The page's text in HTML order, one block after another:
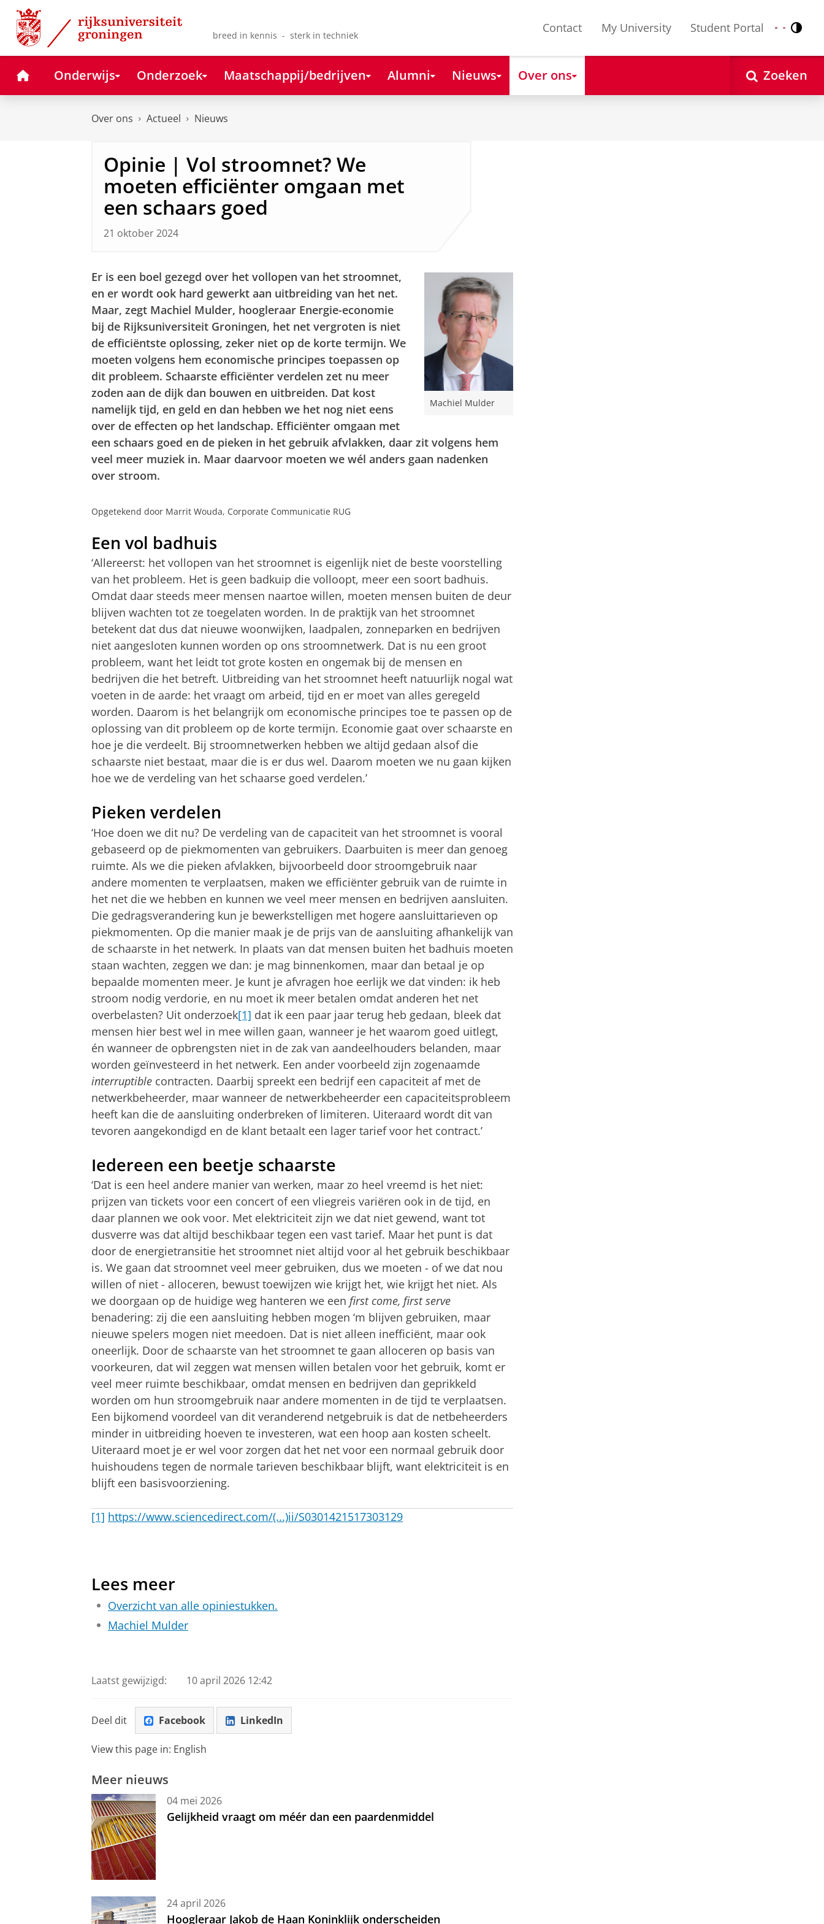
Skip
Content
Skip
Navigation
breed in kennis - sterk in techniek
Contact My University Student Portal Nederlands
English
HomeOnderwijs Onderzoek Maatschappij/bedrijven Alumni Nieuws Over ons Zoeken
Over ons Actueel Nieuws
Opinie | Vol stroomnet? We
moeten efficiënter omgaan met
een schaars goed
21 oktober 2024
Machiel Mulder
Er is een boel gezegd over het vollopen van het stroomnet,
en er wordt ook hard gewerkt aan uitbreiding van het net.
Maar, zegt Machiel Mulder, hoogleraar Energie-economie
bij de Rijksuniversiteit Groningen, het net vergroten is niet
de efficiëntste oplossing, zeker niet op de korte termijn. We
moeten volgens hem economische principes toepassen op
dit probleem. Schaarste efficiënter verdelen zet nu meer
zoden aan de dijk dan bouwen en uitbreiden. Dat kost
namelijk tijd, en geld en dan hebben we het nog niet eens
over de effecten op het landschap. Efficiënter omgaan met
een schaars goed en de pieken in het gebruik afvlakken, daar zit volgens hem
veel meer muziek in. Maar daarvoor moeten we wél anders gaan nadenken
over stroom.
Opgetekend door Marrit Wouda, Corporate Communicatie RUG
Een vol badhuis
‘Allereerst: het vollopen van het stroomnet is eigenlijk niet de beste voorstelling
van het probleem. Het is geen badkuip die volloopt, meer een soort badhuis.
Omdat daar steeds meer mensen naartoe willen, moeten mensen buiten de deur
blijven wachten tot ze toegelaten worden. In de praktijk van het stroomnet
betekent dat dus dat nieuwe woonwijken, laadpalen, zonneparken en bedrijven
niet aangesloten kunnen worden op ons stroomnetwerk. Dat is nu een groot
probleem, want het leidt tot grote kosten en ongemak bij de mensen en
bedrijven die het betreft. Uitbreiding van het stroomnet heeft natuurlijk nogal wat
voeten in de aarde: het vraagt om arbeid, tijd en er moet van alles geregeld
worden. Daarom is het belangrijk om economische principes toe te passen op de
oplossing van dit probleem op de korte termijn. Economie gaat over schaarste en
hoe je die verdeelt. Bij stroomnetwerken hebben we altijd gedaan alsof die
schaarste niet bestaat, maar die is er dus wel. Daarom moeten we nu gaan kijken
hoe we de verdeling van het schaarse goed verdelen.’
Pieken verdelen
‘Hoe doen we dit nu? De verdeling van de capaciteit van het stroomnet is vooral
gebaseerd op de piekmomenten van gebruikers. Daarbuiten is meer dan genoeg
ruimte. Als we die pieken afvlakken, bijvoorbeeld door stroomgebruik naar
andere momenten te verplaatsen, maken we efficiënter gebruik van de ruimte in
het net die we hebben en kunnen we veel meer mensen en bedrijven aansluiten.
Die gedragsverandering kun je bewerkstelligen met hogere aansluittarieven op
piekmomenten. Op die manier maak je de prijs van de aansluiting afhankelijk van
de schaarste in het netwerk. In plaats van dat mensen buiten het badhuis moeten
staan wachten, zeggen we dan: je mag binnenkomen, maar dan betaal je op
bepaalde momenten meer. Je kunt je afvragen hoe eerlijk we dat vinden: ik heb
stroom nodig verdorie, en nu moet ik meer betalen omdat anderen het net
overbelasten? Uit onderzoek[1] dat ik een paar jaar terug heb gedaan, bleek dat
mensen hier best wel in mee willen gaan, wanneer je het waarom goed uitlegt,
én wanneer de opbrengsten niet in de zak van aandeelhouders belanden, maar
worden geïnvesteerd in het netwerk. Een ander voorbeeld zijn zogenaamde
interruptible contracten. Daarbij spreekt een bedrijf een capaciteit af met de
netwerkbeheerder, maar wanneer de netwerkbeheerder een capaciteitsprobleem
heeft kan die de aansluiting onderbreken of limiteren. Uiteraard wordt dit van
tevoren aangekondigd en de klant betaalt een lager tarief voor het contract.’
Iedereen een beetje schaarste
‘Dat is een heel andere manier van werken, maar zo heel vreemd is het niet:
prijzen van tickets voor een concert of een vliegreis variëren ook in de tijd, en
daar plannen we ook voor. Met elektriciteit zijn we dat niet gewend, want tot
dusverre was dat altijd beschikbaar tegen een vast tarief. Maar het punt is dat
door de energietransitie het stroomnet niet altijd voor al het gebruik beschikbaar
is. We gaan dat stroomnet veel meer gebruiken, dus we moeten - of we dat nou
willen of niet - alloceren, bewust toewijzen wie krijgt het, wie krijgt het niet. Als
we doorgaan op de huidige weg hanteren we een first come, first serve
benadering: zij die een aansluiting hebben mogen ‘m blijven gebruiken, maar
nieuwe spelers mogen niet meedoen. Dat is niet alleen inefficiënt, maar ook
oneerlijk. Door de schaarste van het stroomnet te gaan alloceren op basis van
voorkeuren, dat wil zeggen wat mensen willen betalen voor het gebruik, komt er
veel meer ruimte beschikbaar, omdat mensen en bedrijven dan geprikkeld
worden om hun stroomgebruik naar andere momenten in de tijd te verplaatsen.
Een bijkomend voordeel van dit veranderend netgebruik is dat de netbeheerders
minder in uitbreiding hoeven te investeren, wat een hoop aan kosten scheelt.
Uiteraard moet je er wel voor zorgen dat het net voor een normaal gebruik door
huishoudens tegen de normale tarieven beschikbaar blijft, want elektriciteit is en
blijft een basisvoorziening.
[1] https://www.sciencedirect.com/(...)ii/S0301421517303129
Lees meer
Overzicht van alle opiniestukken.
Machiel Mulder
Laatst gewijzigd: 10 april 2026 12:42
Deel dit Facebook LinkedIn
View this page in: English
Meer nieuws
04 mei 2026
Gelijkheid vraagt om méér dan een paardenmiddel
24 april 2026
Hoogleraar Jakob de Haan Koninklijk onderscheiden